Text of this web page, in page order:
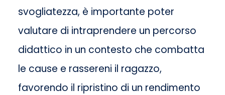
svogliatezza, è importante poter
valutare di intraprendere un percorso
didattico in un contesto che combatta
le cause e rassereni il ragazzo,
favorendo il ripristino di un rendimento